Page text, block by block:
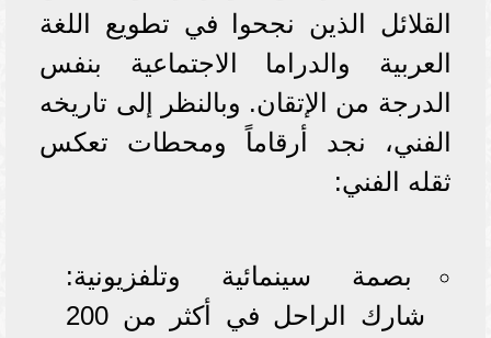
القلائل الذين نجحوا في تطويع اللغة
العربية والدراما الاجتماعية بنفس
الدرجة من الإتقان. وبالنظر إلى تاريخه
الفني، نجد أرقاماً ومحطات تعكس
ثقله الفني:
بصمة سينمائية وتلفزيونية:
شارك الراحل في أكثر من 200